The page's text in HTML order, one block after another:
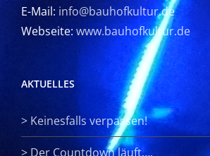
E-Mail: info@bauhofkultur.de
Webseite: www.bauhofkultur.de
AKTUELLES
> Keinesfalls verpassen!
> Der Countdown läuft….